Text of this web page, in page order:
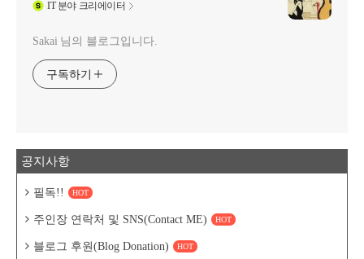
IT분야 크리에이터
Sakai 님의 블로그입니다.
구독하기
공지사항
필독!! HOT
주인장 연락처 및 SNS(Contact ME) HOT
블로그 후원(Blog Donation) HOT